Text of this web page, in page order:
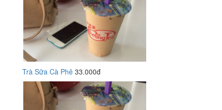
Trà Sữa Cà Phê 33.000đ